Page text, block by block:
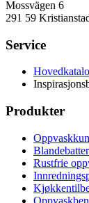
Mossvägen 6
291 59
Service
Produkter
Rustfrie